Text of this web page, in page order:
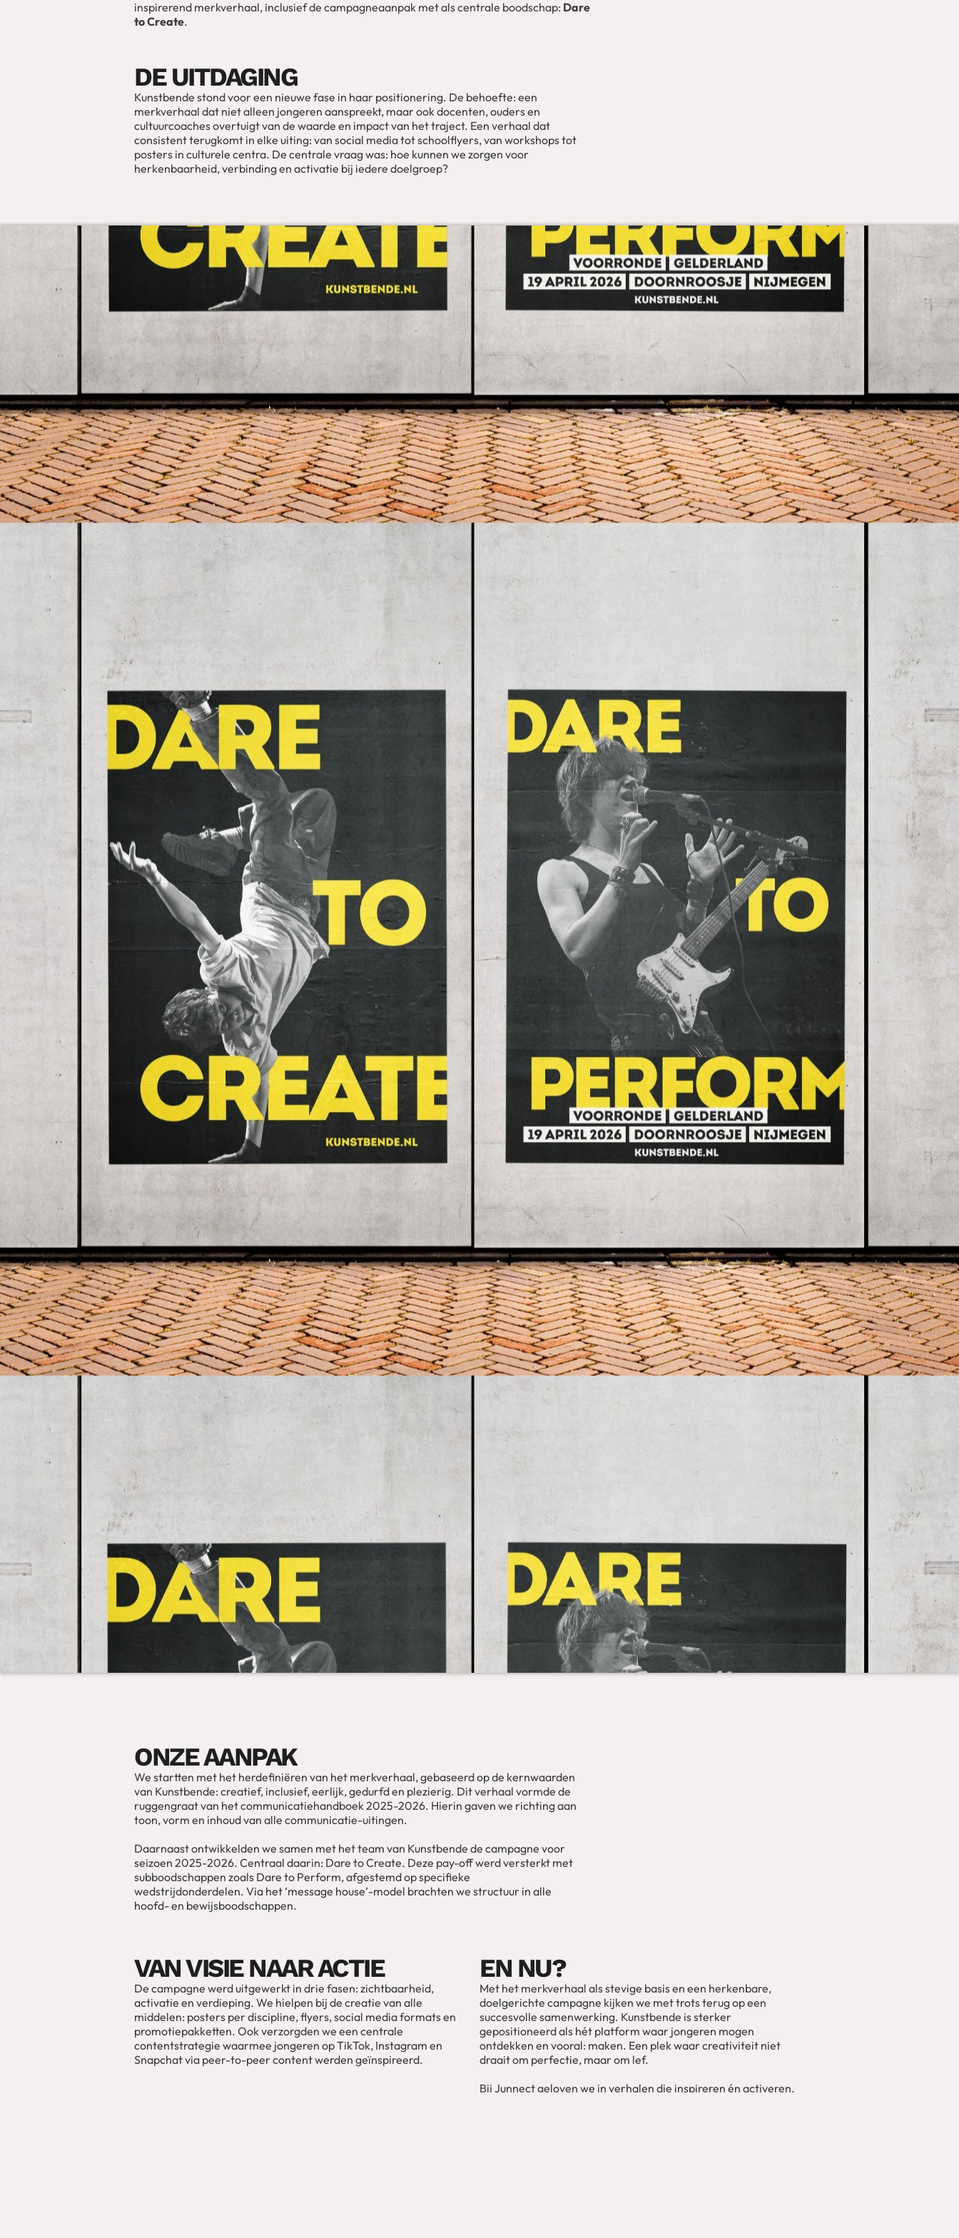
inspirerend merkverhaal, inclusief de campagneaanpak met als centrale boodschap: Dare
to Create.
DE UITDAGING
Kunstbende stond voor een nieuwe fase in haar positionering. De behoefte: een
merkverhaal dat niet alleen jongeren aanspreekt, maar ook docenten, ouders en
cultuurcoaches overtuigt van de waarde en impact van het traject. Een verhaal dat
consistent terugkomt in elke uiting: van social media tot schoolflyers, van workshops tot
posters in culturele centra. De centrale vraag was: hoe kunnen we zorgen voor
herkenbaarheid, verbinding en activatie bij iedere doelgroep?
ONZE AANPAK
We startten met het herdefiniëren van het merkverhaal, gebaseerd op de kernwaarden
van Kunstbende: creatief, inclusief, eerlijk, gedurfd en plezierig. Dit verhaal vormde de
ruggengraat van het communicatiehandboek 2025-2026. Hierin gaven we richting aan
toon, vorm en inhoud van alle communicatie-uitingen.
Daarnaast ontwikkelden we samen met het team van Kunstbende de campagne voor
seizoen 2025-2026. Centraal daarin: Dare to Create. Deze pay-off werd versterkt met
subboodschappen zoals Dare to Perform, afgestemd op specifieke
wedstrijdonderdelen. Via het ‘message house’-model brachten we structuur in alle
hoofd- en bewijsboodschappen.
VAN VISIE NAAR ACTIE
De campagne werd uitgewerkt in drie fasen: zichtbaarheid,
activatie en verdieping. We hielpen bij de creatie van alle
middelen: posters per discipline, flyers, social media formats en
promotiepakketten. Ook verzorgden we een centrale
contentstrategie waarmee jongeren op TikTok, Instagram en
Snapchat via peer-to-peer content werden geïnspireerd.
EN NU?
Met het merkverhaal als stevige basis en een herkenbare,
doelgerichte campagne kijken we met trots terug op een
succesvolle samenwerking. Kunstbende is sterker
gepositioneerd als hét platform waar jongeren mogen
ontdekken en vooral: maken. Een plek waar creativiteit niet
draait om perfectie, maar om lef.
Bij Junnect geloven we in verhalen die inspireren én activeren.